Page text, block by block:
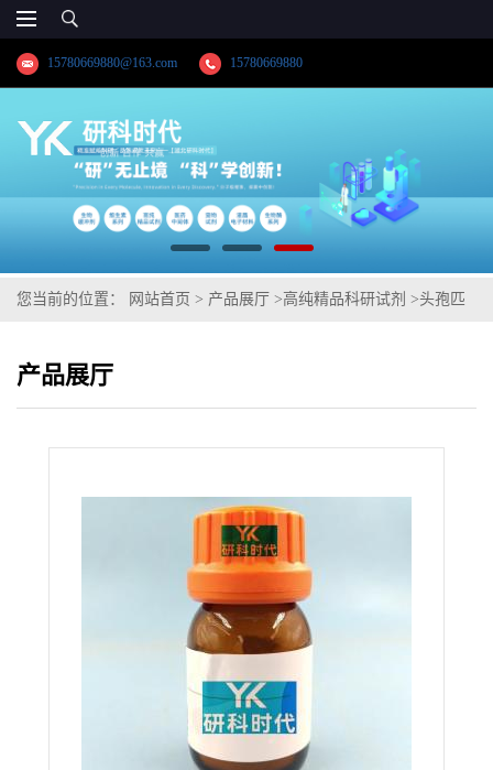
15780669880@163.com 15780669880
您当前的位置： 网站首页 > 产品展厅 >高纯精品科研试剂 >头孢匹
产品展厅